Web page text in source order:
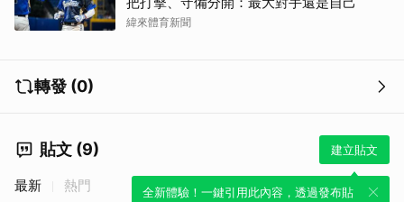
緯來體育新聞
轉發 (0)
貼文 (9) 建立貼文
全新體驗！一鍵引用此內容，透過發布貼
最新 熱門